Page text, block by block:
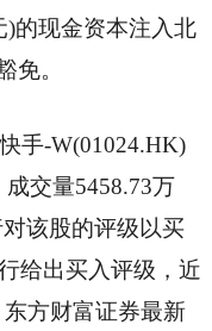
)的现金资本注入北
免。
手-W(01024.HK)
交量5458.73万
该股的评级以买
给出买入评级，近
方财富证券最新